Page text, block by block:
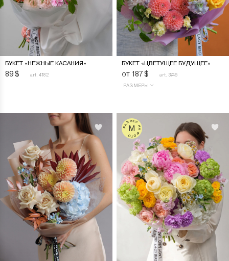
БУКЕТ «НЕЖНЫЕ КАСАНИЯ»
89$ art. 4182
БУКЕТ «ЦВЕТУЩЕЕ БУДУЩЕЕ»
от 187$ art. 3746
РАЗМЕРЫ
РАЗМЕР НА ФОТО
M